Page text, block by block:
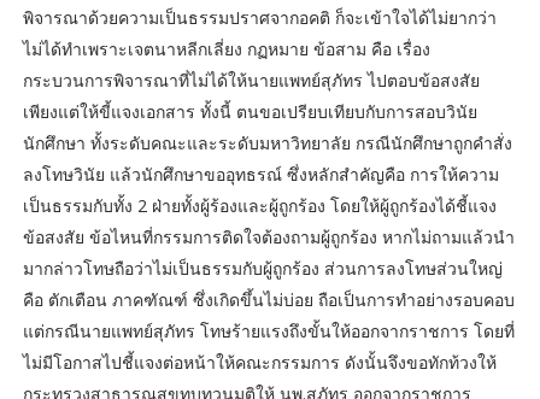
พิจารณาด้วยความเป็นธรรมปราศจากอคติ ก็จะเข้าใจได้ไม่ยากว่า
ไม่ได้ทำเพราะเจตนาหลีกเลี่ยง กฏหมาย ข้อสาม คือ เรื่อง
กระบวนการพิจารณาที่ไม่ได้ให้นายแพทย์สุภัทร ไปตอบข้อสงสัย
เพียงแต่ให้ขี้แจงเอกสาร ทั้งนี้ ตนขอเปรียบเทียบกับการสอบวินัย
นักศึกษา ทั้งระดับคณะและระดับมหาวิทยาลัย กรณีนักศึกษาถูกคำสั่ง
ลงโทษวินัย แล้วนักศึกษาขออุทธรณ์ ซึ่งหลักสำคัญคือ การให้ความ
เป็นธรรมกับทั้ง 2 ฝ่ายทั้งผู้ร้องและผู้ถูกร้อง โดยให้ผู้ถูกร้องได้ชี้แจง
ข้อสงสัย ข้อไหนที่กรรมการติดใจต้องถามผู้ถูกร้อง หากไม่ถามแล้วนำ
มากล่าวโทษถือว่าไม่เป็นธรรมกับผู้ถูกร้อง ส่วนการลงโทษส่วนใหญ่
คือ ตักเตือน ภาคฑัณฑ์ ซึ่งเกิดขึ้นไม่บ่อย ถือเป็นการทำอย่างรอบคอบ
แต่กรณีนายแพทย์สุภัทร โทษร้ายแรงถึงขั้นให้ออกจากราชการ โดยที่
ไม่มีโอกาสไปชี้แจงต่อหน้าให้คณะกรรมการ ดังนั้นจึงขอทักท้วงให้
กระทรวงสาธารณสุขทบทวนมติให้ นพ.สุภัทร ออกจากราชการ